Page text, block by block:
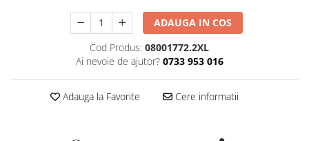
ADAUGA IN COS
Cod Produs: 08001772.2XL
Ai nevoie de ajutor? 0733 953 016
Adauga la Favorite Cere informatii